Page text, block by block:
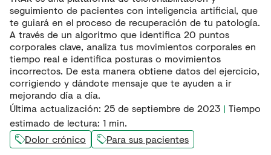
seguimiento de pacientes con inteligencia artificial, que
te guiará en el proceso de recuperación de tu patología.
A través de un algoritmo que identifica 20 puntos
corporales clave, analiza tus movimientos corporales en
tiempo real e identifica posturas o movimientos
incorrectos. De esta manera obtiene datos del ejercicio,
corrigiendo y dándote mensaje que te ayuden a ir
mejorando día a día.
Última actualización: 25 de septiembre de 2023 | Tiempo
estimado de lectura: 1 min.
Dolor crónico
Para sus pacientes